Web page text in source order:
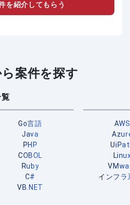
を紹介してもらう
案件を探す
Go言語
Java
PHP
COBOL
Ruby
C#
VB.NET
AWS
インフラ